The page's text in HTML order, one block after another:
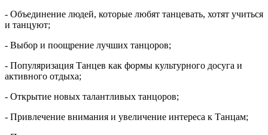
- Объединение людей, которые любят танцевать, хотят учиться
и танцуют;
- Выбор и поощрение лучших танцоров;
- Популяризация Танцев как формы культурного досуга и
активного отдыха;
- Открытие новых талантливых танцоров;
- Привлечение внимания и увеличение интереса к Танцам;